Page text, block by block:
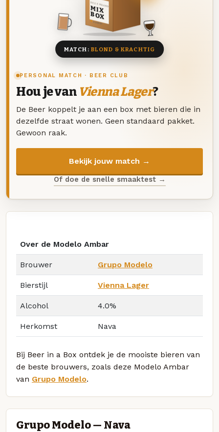
PERSONAL MATCH · BEER CLUB
Hou je van Vienna Lager?
De Beer koppelt je aan een box met bieren die in
dezelfde straat wonen. Geen standaard pakket.
Gewoon raak.
Bekijk jouw match →
Of doe de snelle smaaktest →
DEZE MAAND
MIX
BOX
8 BIEREN
MATCH: BLOND & KRACHTIG
Over de Modelo Ambar
Brouwer Grupo Modelo
Bierstijl Vienna Lager
Alcohol 4.0%
Herkomst Nava
Bij Beer in a Box ontdek je de mooiste bieren van
de beste brouwers, zoals deze Modelo Ambar
van Grupo Modelo.
Grupo Modelo — Nava